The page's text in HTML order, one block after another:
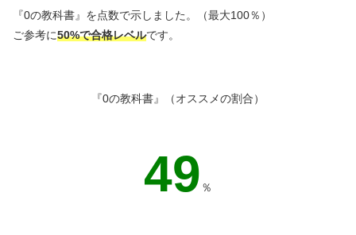
『0の教科書』を点数で示しました。（最大100％）
ご参考に50%で合格レベルです。
『0の教科書』（オススメの割合）
44 ％